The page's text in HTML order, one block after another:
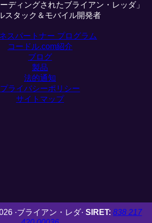
ディングされたブライアン・レッダ」
スタック＆モバイル開発者
スパートナー プログラム
コードル.com紹介
ブログ
製品
法的通知
プライバシーポリシー
サイトマップ
·ブライアン・レダ· SIRET: 838 217